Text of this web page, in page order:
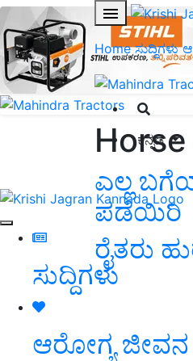
Home ಸುದ್ದಿಗಳು
ಕನ್ನಡ
ಸುದ್ದಿಗಳು
ಆರೋಗ್ಯ ಜೀವನ
ಎಲ್ಲ
ಪಡೆಯಿರಿ
ರೈತರು